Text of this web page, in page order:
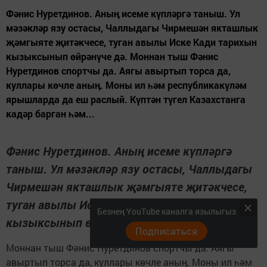
Фәнис Нуретдинов. Аның исеме күпләргә таныш. Ул
мәзәкләр язу остасы, Чаллыдагы Чирмешән якташлык
җәмгыяте җитәкчесе, туган авылы Иске Кади тарихын
кызыксынып өйрәнүче дә. Моннан тыш Фәнис
Нуретдинов спортчы да. Аягы авыртып торса да,
куллары көчле аның. Моны ил һәм республикакүләм
ярышларда да еш раслый. Күптән түгел Казахстанга
кадәр барган һәм...
Фәнис Нуретдинов. Аның исеме күпләргә
таныш. Ул мәзәкләр язу остасы, Чаллыдагы
Чирмешән якташлык җәмгыяте җитәкчесе,
туган авылы Иске Кади тарихын
кызыксынып өйрәнүче дә.
Моннан тыш Фәнис Нуретдинов спортчы да. Аягы
авыртып торса да, куллары көчле аның. Моны ил һәм
Безнең YouTube каналга язылыгыз
Подписаться